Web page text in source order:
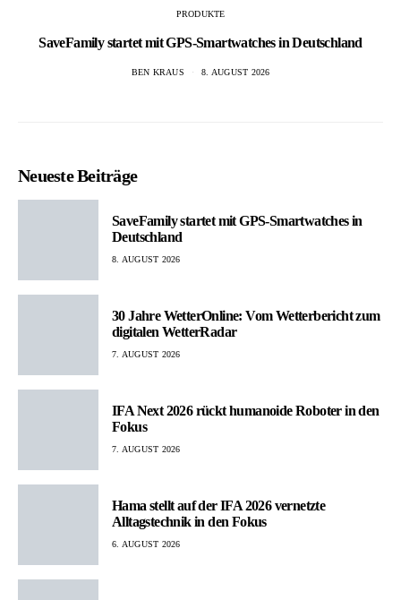
PRODUKTE
SaveFamily startet mit GPS-Smartwatches in Deutschland
BEN KRAUS 8. AUGUST 2026
Neueste Beiträge
SaveFamily startet mit GPS-Smartwatches in
Deutschland
8. AUGUST 2026
30 Jahre WetterOnline: Vom Wetterbericht zum
digitalen WetterRadar
7. AUGUST 2026
IFA Next 2026 rückt humanoide Roboter in den
Fokus
7. AUGUST 2026
Hama stellt auf der IFA 2026 vernetzte
Alltagstechnik in den Fokus
6. AUGUST 2026